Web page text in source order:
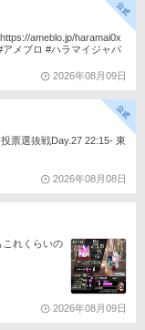
ameblo.jp/haramai0x
メブロ #ハラマイジャパ
2026年08月09日
票選抜戦Day.27 22:15- 東
2026年08月08日
これくらいの
2026年08月09日